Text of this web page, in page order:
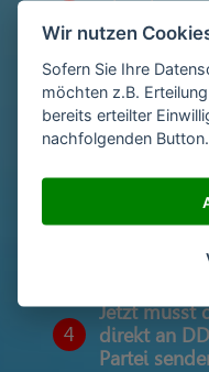
2
Gib deinen
ein
Namen
4
Jetzt musst
direkt an
Partei
Wir nutzen
Sofern Sie Ihre
möchten z.B.
bereits erteilter
nachfolgenden Button.